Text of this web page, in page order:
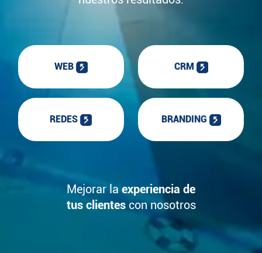
WEB CRM
REDES BRANDING
Mejorar la experiencia de
tus clientescon nosotros